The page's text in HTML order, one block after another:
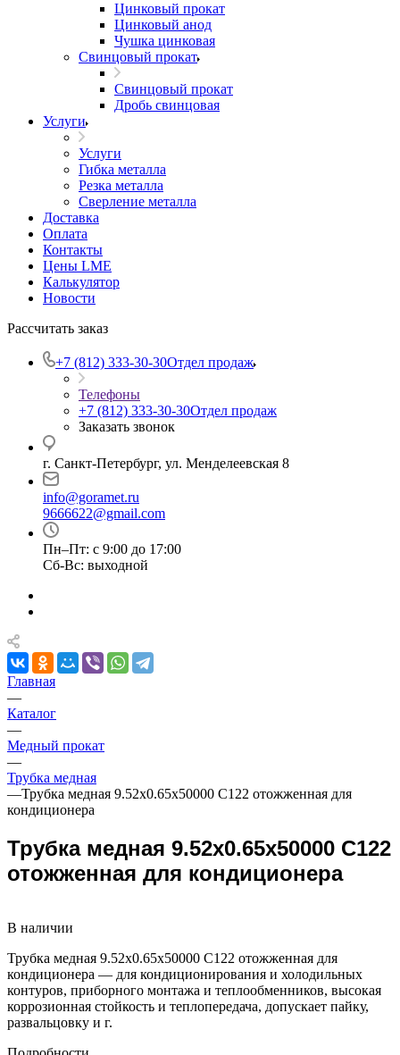
Цинковый прокат
Цинковый анод
Чушка цинковая
Свинцовый прокат
Свинцовый прокат
Дробь свинцовая
Услуги
Услуги
Гибка металла
Резка металла
Сверление металла
Доставка
Оплата
Контакты
Цены LME
Калькулятор
Новости
Рассчитать заказ
+7 (812) 333-30-30Отдел продаж
Телефоны
+7 (812) 333-30-30Отдел продаж
Заказать звонок
г. Санкт-Петербург, ул. Менделеевская 8
info@goramet.ru
9666622@gmail.com
Пн–Пт: с 9:00 до 17:00
Сб-Вс: выходной
Главная
—
Каталог
—
Медный прокат
—
Трубка медная
—Трубка медная 9.52х0.65х50000 С122 отожженная для
кондиционера
Трубка медная 9.52х0.65х50000 С122
отожженная для кондиционера
В наличии
Трубка медная 9.52х0.65х50000 С122 отожженная для
кондиционера — для кондиционирования и холодильных
контуров, приборного монтажа и теплообменников, высокая
коррозионная стойкость и теплопередача, допускает пайку,
развальцовку и г.